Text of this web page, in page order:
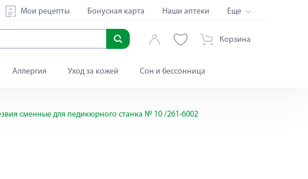
Мои рецепты Бонусная карта Наши аптеки Еще
Корзина
Аллергия Уход за кожей Сон и бессонница
сменные для педикюрного станка № 10 /261-6002